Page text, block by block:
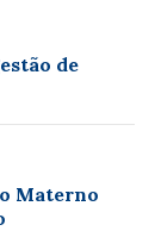
de
Materno